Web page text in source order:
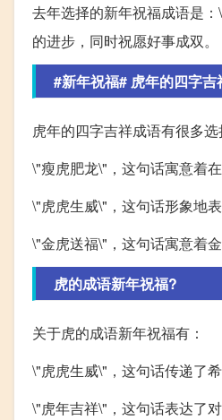
去年选择的新年祝福成语是
的进步，同时祝愿好事成双。
#新年祝福# 虎年的四字
虎年的四字吉祥成语有很多选
\"瘦虎肥龙\"，这句话寓意着
\"虎虎生威\"，这句话形象地
\"金虎送福\"，这句话寓意着
虎的成语新年祝福?
关于虎的成语新年祝福有：
\"虎虎生威\"，这句话传递了
\"虎年吉祥\"，这句话表达了